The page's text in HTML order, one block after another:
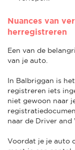
Nuances van
herregistreren
Een van de
van je auto.
In Balbriggan is
registreren iets
niet gewoon naar
naar de Driver and
Voordat je je auto